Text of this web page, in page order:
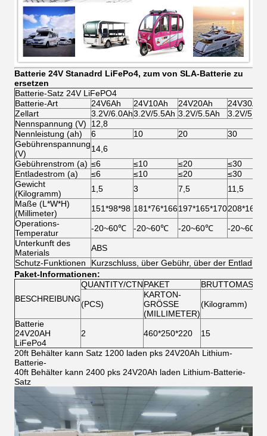
Batterie 24V Stanadrd LiFePo4, zum von SLA-Batterie zu
ersetzen
Batterie-Satz 24V LiFePO4
Batterie-Art
24V6Ah 24V10Ah 24V20Ah
24V30Ah
Zellart
3.2V/6.0Ah3.2V/5.5Ah 3.2V/5.5Ah
3.2V/
Nennspannung (V)
12,8
Nennleistung (ah)
6 10 20
30
Gebührenspannung
(V)
14,6
Gebührenstrom (a) ≤6 ≤10 ≤20
≤30
Entladestrom (a)
≤6 ≤10 ≤20
≤30
Gewicht
(Kilogramm)
1,5 3 7,5
11,5
Maße (L*W*H)
(Millimeter)
151*98*98 181*76*166197*165*170
Operations-
Temperatur
-20~60℃ -20~60℃ -20~60℃
-20~60℃
Unterkunft des
Materials
ABS
Schutz-Funktionen
Kurzschluss, über Gebühr, über der
Paket-Informationen:
BESCHREIBUNG
QUANTITY/CTNPAKET BRUTTOMASSE
(PCS)
KARTON-
GRÖSSE
(MILLIMETER)
(Kilogramm)
Batterie
24V20AH
LiFePo4
2 460*250*220 15
20ft Behälter kann Satz 1200 laden pks 24V20Ah Lithium-
Batterie-
40ft Behälter kann 2400 pks 24V20Ah laden Lithium-Batterie-
Satz